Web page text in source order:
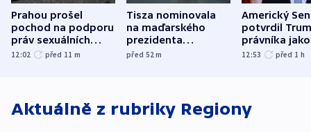
Prahou prošel
pochod na podporu
práv sexuálních
menšin
12:02 před 11 m
Tisza nominovala
na maďarského
prezidenta
bývalého šéfa
před 52m
Americký
potvrdil
právníka jako
ministra
12:53 před 1 h
Aktuálně z rubriky Regiony